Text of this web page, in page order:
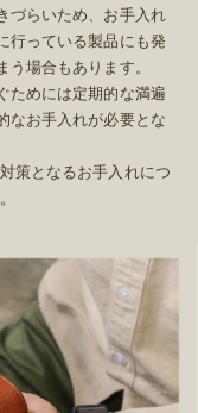
づらいため、お手入れ
行っている製品にも発
う場合もあります。
ためには定期的な満遍
なお手入れが必要とな
策となるお手入れにつ